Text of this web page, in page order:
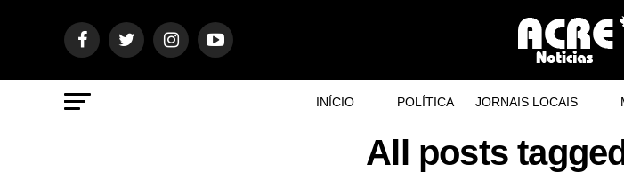
INÍCIO POLÍTICA JORNAIS LOCAIS
All posts